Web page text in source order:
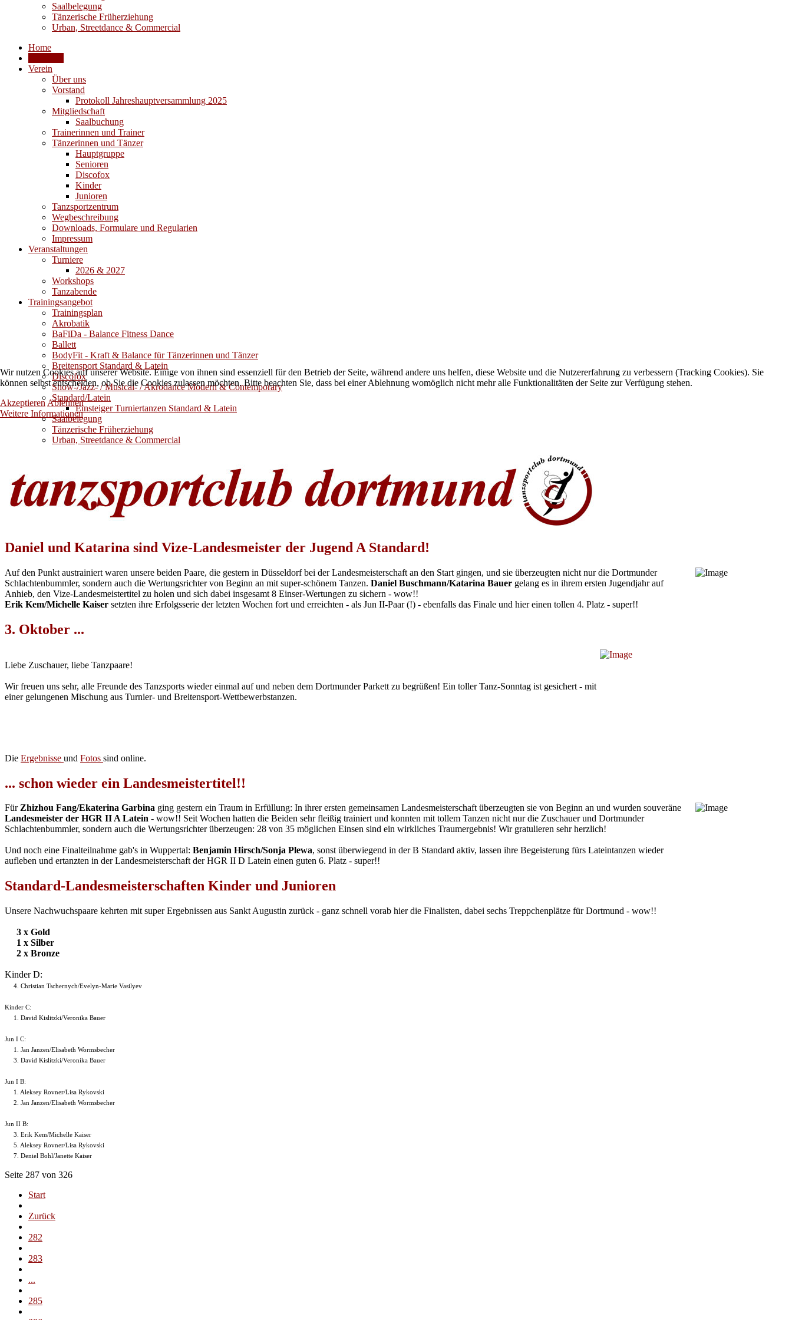
Saalbelegung
Tänzerische Früherziehung
Urban, Streetdance & Commercial
Home
Verein
Über uns
Vorstand
Protokoll Jahreshauptversammlung 2025
Mitgliedschaft
Saalbuchung
Trainerinnen und Trainer
Tänzerinnen und Tänzer
Hauptgruppe
Senioren
Discofox
Kinder
Junioren
Tanzsportzentrum
Wegbeschreibung
Downloads, Formulare und Regularien
Impressum
Veranstaltungen
Turniere
2026 & 2027
Workshops
Tanzabende
Trainingsangebot
Trainingsplan
Akrobatik
BaFiDa - Balance Fitness Dance
Ballett
BodyFit - Kraft & Balance für Tänzerinnen und Tänzer
Breitensport Standard & Latein
Discofox
Show-/Jazz- / Musical- / Akrodance Modern & Contemporary
Standard/Latein
Einsteiger Turniertanzen Standard & Latein
Saalbelegung
Tänzerische Früherziehung
Urban, Streetdance & Commercial
Daniel und Katarina sind Vize-Landesmeister der Jugend A Standard!
Auf den Punkt austrainiert waren unsere beiden Paare, die gestern in Düsseldorf bei der Landesmeisterschaft an den Start gingen, und sie überzeugten nicht nur die Dortmunder
Schlachtenbummler, sondern auch die Wertungsrichter von Beginn an mit super-schönem Tanzen. Daniel Buschmann/Katarina Bauer gelang es in ihrem ersten Jugendjahr auf
Anhieb, den Vize-Landesmeistertitel zu holen und sich dabei insgesamt 8 Einser-Wertungen zu sichern - wow!!
Erik Kem/Michelle Kaiser setzten ihre Erfolgsserie der letzten Wochen fort und erreichten - als Jun II-Paar (!) - ebenfalls das Finale und hier einen tollen 4. Platz - super!!
3. Oktober ...
Liebe Zuschauer, liebe Tanzpaare!
Wir freuen uns sehr, alle Freunde des Tanzsports wieder einmal auf und neben dem Dortmunder Parkett zu begrüßen! Ein toller Tanz-Sonntag ist gesichert - mit
einer gelungenen Mischung aus Turnier- und Breitensport-Wettbewerbstanzen.
Die Ergebnisse und Fotos sind online.
... schon wieder ein Landesmeistertitel!!
FürZhizhou Fang/Ekaterina Garbina ging gestern ein Traum in Erfüllung: In ihrer ersten gemeinsamen Landesmeisterschaft überzeugten sie von Beginn an und wurden souveräne
Landesmeister der HGR II A Latein - wow!! Seit Wochen hatten die Beiden sehr fleißig trainiert und konnten mit tollem Tanzen nicht nur die Zuschauer und Dortmunder
Schlachtenbummler, sondern auch die Wertungsrichter überzeugen: 28 von 35 möglichen Einsen sind ein wirkliches Traumergebnis! Wir gratulieren sehr herzlich!
Und noch eine Finalteilnahme gab's in Wuppertal: Benjamin Hirsch/Sonja Plewa, sonst überwiegend in der B Standard aktiv, lassen ihre Begeisterung fürs Lateintanzen wieder
aufleben und ertanzten in der Landesmeisterschaft der HGR II D Latein einen guten 6. Platz - super!!
Standard-Landesmeisterschaften Kinder und Junioren
Unsere Nachwuchspaare kehrten mit super Ergebnissen aus Sankt Augustin zurück - ganz schnell vorab hier die Finalisten, dabei sechs Treppchenplätze für Dortmund - wow!!
3 x Gold
1 x Silber
2 x Bronze
Kinder D:
4. Christian Tschernych/Evelyn-Marie Vasilyev
Kinder C:
1. David Kislitzki/Veronika Bauer
Jun I C:
1. Jan Janzen/Elisabeth Wormsbecher
3. David Kislitzki/Veronika Bauer
Jun I B:
1. Aleksey Rovner/Lisa Rykovski
2. Jan Janzen/Elisabeth Wormsbecher
Jun II B:
3. Erik Kem/Michelle Kaiser
5. Aleksey Rovner/Lisa Rykovski
7. Deniel Bohl/Janette Kaiser
Seite 287 von 326
Start
Zurück
282
283
...
285
Wir nutzen Cookies auf unserer Website. Einige von ihnen sind essenziell für den Betrieb der Seite, während andere uns helfen, diese Website und die Nutzererfahrung zu verbessern (Tracking Cookies). Sie
können selbst entscheiden, ob Sie die Cookies zulassen möchten. Bitte beachten Sie, dass bei einer Ablehnung womöglich nicht mehr alle Funktionalitäten der Seite zur Verfügung stehen.
Akzeptieren Ablehnen
Weitere Informationen